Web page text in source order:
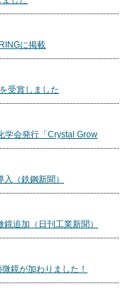
に掲載
受賞しました
学会発行「Crystal Grow
（鉄鋼新聞）
追加（日刊工業新聞）
鏡が加わりました！